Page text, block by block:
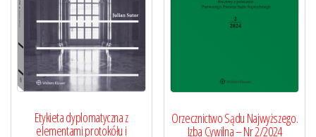
Etykieta dyplomatyczna z
elementami protokółu i
Orzecznictwo Sądu Najwyższego.
Izba Cywilna – Nr 2/2024